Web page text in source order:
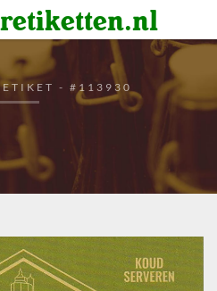
- #113930